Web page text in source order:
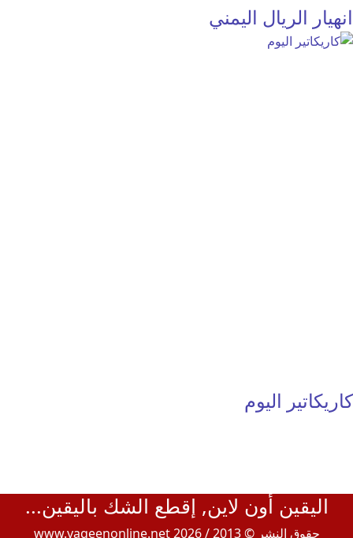
انهيار الريال اليمني
كاريكاتير اليوم
اليقين أون لاين, إقطع الشك باليقين...
حقوق النشر © 2013 / 2026 www.yaqeenonline.net